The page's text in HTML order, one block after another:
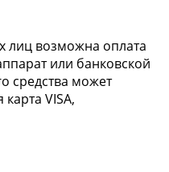
лиц возможна оплата
или банковской
средства может
VISA,